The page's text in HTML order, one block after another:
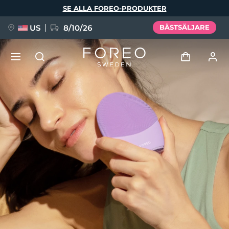
SE ALLA FOREO-PRODUKTER
US 8/10/26 BÄSTSÄLJARE
Användarprofil
Mina enheter
Mina beställningar
Mina adresser
Mina prenumerationer
NYHET
FAQ™ Pure Beauty-Tech Elixir
BREAKING NEWS
issa™ Teeth Whitening Set
Språk
English Deutsch
Español
Français
Italiano
Português
Svenska
Русский
Türkçe
简体中文 繁體中文